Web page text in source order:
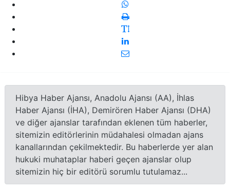
Hibya Haber Ajansı, Anadolu Ajansı (AA), İhlas
Haber Ajansı (İHA), Demirören Haber Ajansı (DHA)
ve diğer ajanslar tarafından eklenen tüm haberler,
sitemizin editörlerinin müdahalesi olmadan ajans
kanallarından çekilmektedir. Bu haberlerde yer alan
hukuki muhataplar haberi geçen ajanslar olup
sitemizin hiç bir editörü sorumlu tutulamaz...